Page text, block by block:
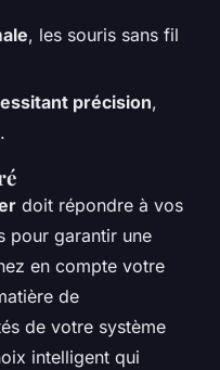
, les souris sans fil
précision,
doit répondre à vos
pour garantir une
en compte votre
de
de votre système
intelligent qui